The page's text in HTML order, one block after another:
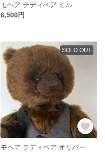
モヘア テディベア ミル
6,500円
SOLD OUT
モヘア テディベア オリバー